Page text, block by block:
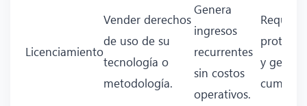
Licenciamiento
Vender derechos
de uso de su
tecnología o
metodología.
Genera
ingresos
recurrentes
sin costos
operativos.
Requiere
y